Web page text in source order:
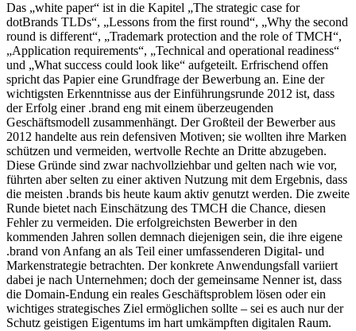
Das „white paper“ ist in die Kapitel „The strategic case for
dotBrands TLDs“, „Lessons from the first round“, „Why the second
round is different“, „Trademark protection and the role of TMCH“,
„Application requirements“, „Technical and operational readiness“
und „What success could look like“ aufgeteilt. Erfrischend offen
spricht das Papier eine Grundfrage der Bewerbung an. Eine der
wichtigsten Erkenntnisse aus der Einführungsrunde 2012 ist, dass
der Erfolg einer .brand eng mit einem überzeugenden
Geschäftsmodell zusammenhängt. Der Großteil der Bewerber aus
2012 handelte aus rein defensiven Motiven; sie wollten ihre Marken
schützen und vermeiden, wertvolle Rechte an Dritte abzugeben.
Diese Gründe sind zwar nachvollziehbar und gelten nach wie vor,
führten aber selten zu einer aktiven Nutzung mit dem Ergebnis, dass
die meisten .brands bis heute kaum aktiv genutzt werden. Die zweite
Runde bietet nach Einschätzung des TMCH die Chance, diesen
Fehler zu vermeiden. Die erfolgreichsten Bewerber in den
kommenden Jahren sollen demnach diejenigen sein, die ihre eigene
.brand von Anfang an als Teil einer umfassenderen Digital- und
Markenstrategie betrachten. Der konkrete Anwendungsfall variiert
dabei je nach Unternehmen; doch der gemeinsame Nenner ist, dass
die Domain-Endung ein reales Geschäftsproblem lösen oder ein
wichtiges strategisches Ziel ermöglichen sollte – sei es auch nur der
Schutz geistigen Eigentums im hart umkämpften digitalen Raum.